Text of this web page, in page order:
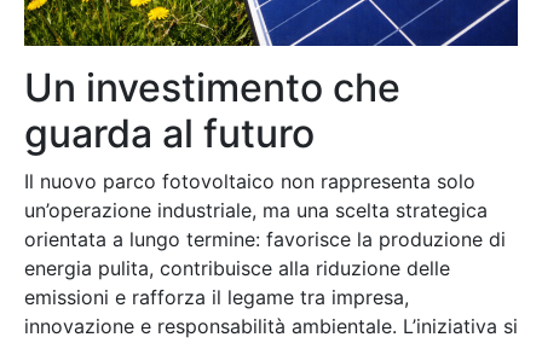
Un investimento che
guarda al futuro
Il nuovo parco fotovoltaico non rappresenta solo
un’operazione industriale, ma una scelta strategica
orientata a lungo termine: favorisce la produzione di
energia pulita, contribuisce alla riduzione delle
emissioni e rafforza il legame tra impresa,
innovazione e responsabilità ambientale. L’iniziativa si